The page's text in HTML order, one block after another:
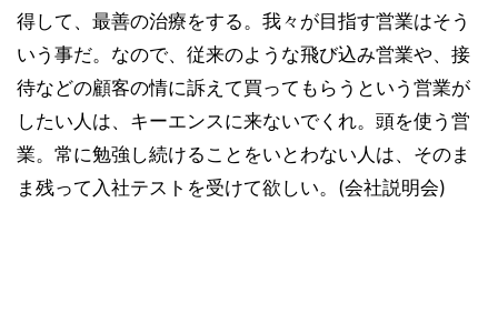
得して、最善の治療をする。我々が目指す営業はそう
いう事だ。なので、従来のような飛び込み営業や、接
待などの顧客の情に訴えて買ってもらうという営業が
したい人は、キーエンスに来ないでくれ。頭を使う営
業。常に勉強し続けることをいとわない人は、そのま
ま残って入社テストを受けて欲しい。(会社説明会)